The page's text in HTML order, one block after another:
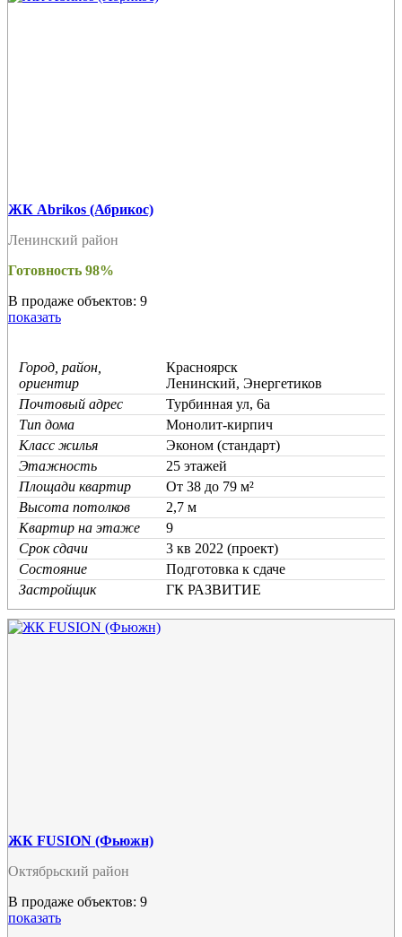
ЖК Abrikos (Абрикос)
Ленинский район
Готовность 98%
В продаже объектов: 9
показать
Город, район,
ориентир
Красноярск
Ленинский, Энергетиков
Почтовый адрес
Турбинная ул, 6а
Тип дома
Монолит-кирпич
Класс жилья
Эконом (стандарт)
Этажность
25 этажей
Площади квартир
От 38 до 79 м²
Высота потолков
2,7 м
Квартир на этаже
9
Срок сдачи
3 кв 2022 (проект)
Состояние
Подготовка к сдаче
Застройщик
ГК РАЗВИТИЕ
ЖК FUSION (Фьюжн)
Октябрьский район
В продаже объектов: 9
показать